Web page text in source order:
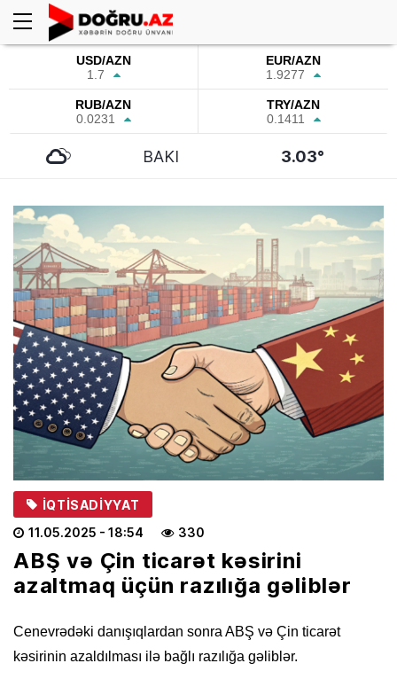
USD/AZN
1.7
EUR/AZN
1.9277
RUB/AZN
0.0231
TRY/AZN
0.1411
BAKI 3.03°
İQTISADIYYAT
11.05.2025 - 18:54 330
ABŞ və Çin ticarət kəsirini
azaltmaq üçün razılığa gəliblər
Cenevrədəki danışıqlardan sonra ABŞ və Çin ticarət
kəsirinin azaldılması ilə bağlı razılığa gəliblər.